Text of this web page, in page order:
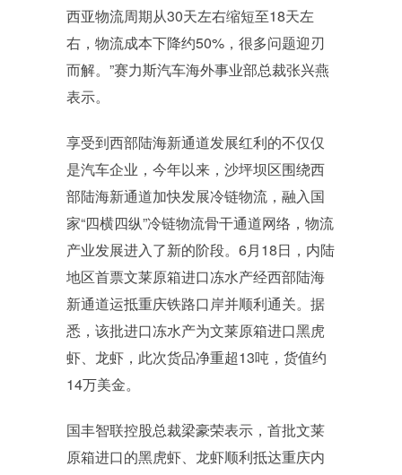
西亚物流周期从30天左右缩短至18天左
右，物流成本下降约50%，很多问题迎刃
而解。”赛力斯汽车海外事业部总裁张兴燕
表示。
享受到西部陆海新通道发展红利的不仅仅
是汽车企业，今年以来，沙坪坝区围绕西
部陆海新通道加快发展冷链物流，融入国
家“四横四纵”冷链物流骨干通道网络，物流
产业发展进入了新的阶段。6月18日，内陆
地区首票文莱原箱进口冻水产经西部陆海
新通道运抵重庆铁路口岸并顺利通关。据
悉，该批进口冻水产为文莱原箱进口黑虎
虾、龙虾，此次货品净重超13吨，货值约
14万美金。
国丰智联控股总裁梁豪荣表示，首批文莱
原箱进口的黑虎虾、龙虾顺利抵达重庆内